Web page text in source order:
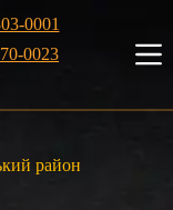
0001
0023
район